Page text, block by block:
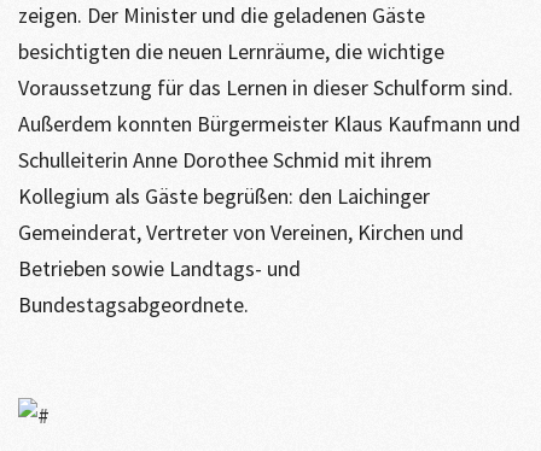
zeigen. Der Minister und die geladenen Gäste
besichtigten die neuen Lernräume, die wichtige
Voraussetzung für das Lernen in dieser Schulform sind.
Außerdem konnten Bürgermeister Klaus Kaufmann und
Schulleiterin Anne Dorothee Schmid mit ihrem
Kollegium als Gäste begrüßen: den Laichinger
Gemeinderat, Vertreter von Vereinen, Kirchen und
Betrieben sowie Landtags- und
Bundestagsabgeordnete.